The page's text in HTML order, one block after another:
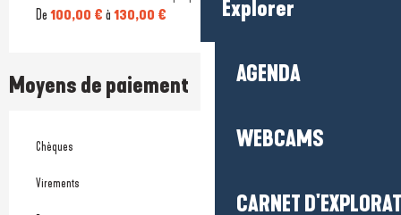
Explorer
AGENDA
WEBCAMS
CARNET
De 100,00 € à 130,00 €
Moyens de paiement
Chèques
Virements